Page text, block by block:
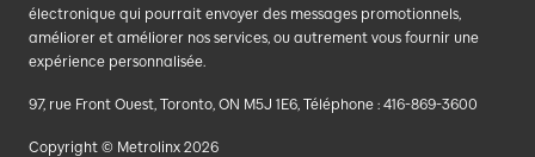
électronique qui pourrait envoyer des messages promotionnels,
améliorer et améliorer nos services, ou autrement vous fournir une
expérience personnalisée.
97, rue Front Ouest, Toronto, ON M5J 1E6, Téléphone : 416-869-3600
Copyright © Metrolinx 2026